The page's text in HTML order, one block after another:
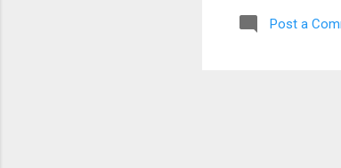
Post a